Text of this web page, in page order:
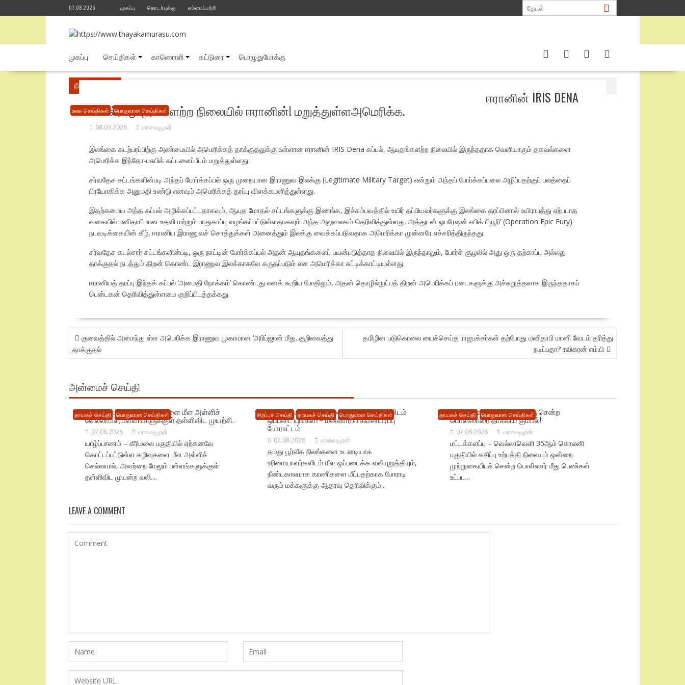
to
07.08.2026 முகப்பு தொடர்புக்கு எம்மைப்பற்றி
முகப்பு செய்திகள் காணொளி கட்டுரை பொழுதுபோக்கு
நீங்கள் இங்கே
உலக செய்திகள் பொதுவான செய்திகள்
ஈரானின் IRIS DENA
கப்பல், ஆயுதங்களற்ற நிலையில் ஈரானின்! மறுத்துள்ளஅமெரிக்க.
08.03.2026 மாவையூரன்
இலங்கை கடற்பரப்பிற்கு அண்மையில் அமெரிக்கத் தாக்குதலுக்கு உள்ளான ஈரானின் IRIS Dena கப்பல், ஆயுதங்களற்ற நிலையில் இருந்ததாக வெளியாகும் தகவல்களை
அமெரிக்க இந்தோ-பசுபிக் கட்டளைப்பீடம் மறுத்துள்ளது.
சர்வதேச சட்டங்களின்படி அந்தப் போர்க்கப்பல் ஒரு முறையான இராணுவ இலக்கு (Legitimate Military Target) என்றும் அந்தப் போர்க்கப்பலை அழிப்பதற்குப் பலத்தைப்
பிரயோகிக்க அனுமதி உண்டு எனவும் அமெரிக்கத் தரப்பு விளக்கமளித்துள்ளது.
இதற்கமைய அந்த கப்பல் அழிக்கப்பட்டதாகவும், ஆயுத மோதல் சட்டங்களுக்கு இணங்க, இச்சம்பவத்தில் உயிர் தப்பியவர்களுக்கு இலங்கை தரப்பினால் உயிராபத்து ஏற்படாத
வகையில் மனிதாபிமான உதவி மற்றும் பாதுகாப்பு வழங்கப்பட்டுள்ளதாகவும் அந்த அலுவலகம் தெரிவித்துள்ளது. அத்துடன் ஒபரேஷன் எபிக் பியூரி’ (Operation Epic Fury)
நடவடிக்கையின் கீழ், ஈரானிய இராணுவச் சொத்துக்கள் அனைத்தும் இலக்கு வைக்கப்படுவதாக அமெரிக்கா முன்னரே எச்சரித்திருந்தது.
சர்வதேச கடல்சார் சட்டங்களின்படி, ஒரு நாட்டின் போர்க்கப்பல் அதன் ஆயுதங்களைப் பயன்படுத்தாத நிலையில் இருந்தாலும், போர்ச் சூழலில் அது ஒரு தற்காப்பு அல்லது
தாக்குதல் நடத்தும் திறன் கொண்ட இராணுவ இலக்காகவே கருதப்படும் என அமெரிக்கா சுட்டிக்காட்டியுள்ளது.
ஈரானியத் தரப்பு இந்தக் கப்பல் ‘அமைதி நோக்கம்’ கொண்டது எனக் கூறிய போதிலும், அதன் தொழில்நுட்பத் திறன் அமெரிக்கப் படைகளுக்கு அச்சுறுத்தலாக இருந்ததாகப்
பென்டகன் தெரிவித்துள்ளமை குறிப்பிடத்தக்கது.
POST
NAVIGATION
குவைத்தில் அமைந்து ள்ள அமெரிக்க இராணுவ முகாமான ‘அரிப்ஜான் மீது. குறிவைத்து
தாக்குதல்
தமிழின படுகொலை யைச்செய்த ராஜபக்சர்கள் தற்போது மனிதாபி மானி வேடம் தரித்து
நடிப்பதா? ரவிகரன் எம்.பி
அன்மைச் செய்தி
தாயகச் செய்தி பொதுவான செய்திகள்
கீரிமலை பகுதியில் கழிவுகளை மீள அள்ளிச்
செல்லாமல், பள்ளங்களுக்குள் தள்ளிவிட முயற்சி.
07.08.2026 மாவையூரன்
யாழ்ப்பாணம் – கீரிமலை பகுதியில் ஏற்கனவே
கொட்டப்பட்டுள்ள கழிவுகளை மீள அள்ளிச்
செல்லாமல், அவற்றை மேலும் பள்ளங்களுக்குள்
தள்ளிவிட முயன்ற வலி....
சிறப்புச் செய்தி தாயகச் செய்தி பொதுவான செய்திகள்
எமது பூர்வீக நிலங் களை உடனடியாக எம்மிடம்
ஒப்படை யுங்கள்! – மன்னாரில் கவனயீர்ப்பு
போராட்டம்
07.08.2026 மாவையூரன்
தமது பூர்வீக நிலங்களை உடனடியாக
உரிமையாளர்களிடம் மீள ஒப்படைக்க வலியுறுத்தியும்,
நீண்டகாலமாக காணிகளை மீட்பதற்காக போராடி
வரும் மக்களுக்கு ஆதரவு தெரிவிக்கும்...
தாயகச் செய்தி பொதுவான செய்திகள்
கசிப்பு நிலைய முற்றுகைக்கு சென்ற
பொலிஸாரை தாக்கிய கும்பல்!
07.08.2026 மாவையூரன்
மட்டக்களப்பு – வெல்லாவெளி 35ஆம் கொலனி
பகுதியில் கசிப்பு உற்பத்தி நிலையம் ஒன்றை
முற்றுகையிடச் சென்ற பொலிஸார் மீது பெண்கள்
உட்பட...
LEAVE A COMMENT